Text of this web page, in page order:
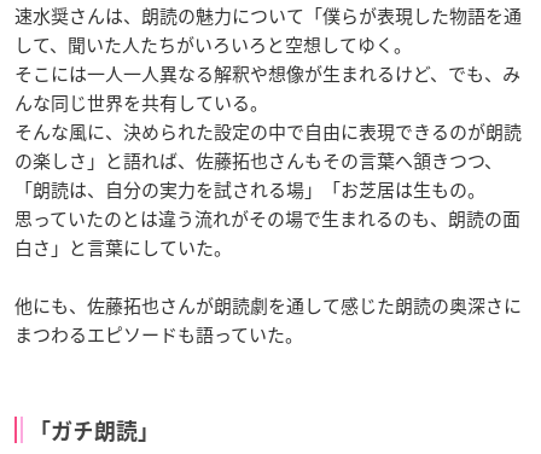
速水奨さんは、朗読の魅力について「僕らが表現した物語を通
して、聞いた人たちがいろいろと空想してゆく。
そこには一人一人異なる解釈や想像が生まれるけど、でも、み
んな同じ世界を共有している。
そんな風に、決められた設定の中で自由に表現できるのが朗読
の楽しさ」と語れば、佐藤拓也さんもその言葉へ頷きつつ、
「朗読は、自分の実力を試される場」「お芝居は生もの。
思っていたのとは違う流れがその場で生まれるのも、朗読の面
白さ」と言葉にしていた。
他にも、佐藤拓也さんが朗読劇を通して感じた朗読の奥深さに
まつわるエピソードも語っていた。
「ガチ朗読」